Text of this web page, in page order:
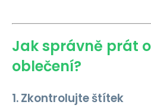
Jak správně prát
oblečení?
1. Zkontrolujte štítek